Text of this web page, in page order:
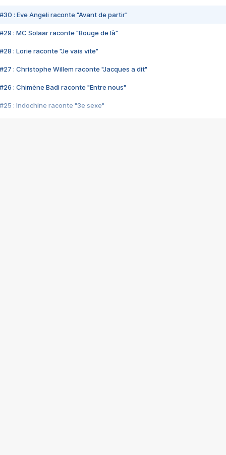
#30 : Eve Angeli raconte "Avant de partir"
#29 : MC Solaar raconte "Bouge de là"
#28 : Lorie raconte "Je vais vite"
#27 : Christophe Willem raconte "Jacques a dit"
#26 : Chimène Badi raconte "Entre nous"
#25 : Indochine raconte "3e sexe"